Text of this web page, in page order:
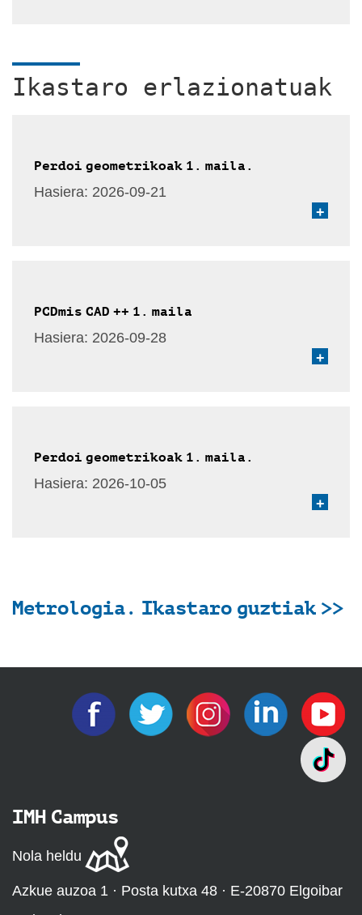
Ikastaro erlazionatuak
Perdoi geometrikoak 1. maila.
Hasiera: 2026-09-21
+
PCDmis CAD ++ 1. maila
Hasiera: 2026-09-28
+
Perdoi geometrikoak 1. maila.
Hasiera: 2026-10-05
+
Metrologia. Ikastaro guztiak >>
IMH Campus
Nola heldu
Azkue auzoa 1 · Posta kutxa 48 · E-20870 Elgoibar